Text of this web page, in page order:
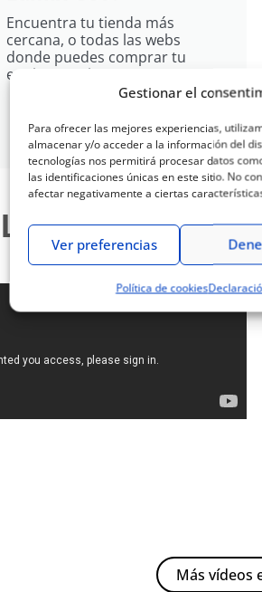
Gestionar el
Para ofrecer las mejores experiencias,
almacenar y/o acceder a la información del
tecnologías nos permitirá procesar datos
las identificaciones únicas en este sitio. No
afectar negativamente a ciertas
Ver preferencias
Política de cookies
Encuentra tu tienda más
cercana, o todas las webs
donde puedes comprar tu
equipo Lumix​.
Encuentra tu tienda
G80
Más vídeos